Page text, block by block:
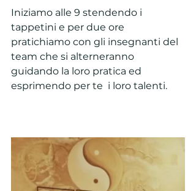
Iniziamo alle 9 stendendo i
tappetini e per due ore
pratichiamo con gli insegnanti del
team che si alterneranno
guidando la loro pratica ed
esprimendo per te  i loro talenti.